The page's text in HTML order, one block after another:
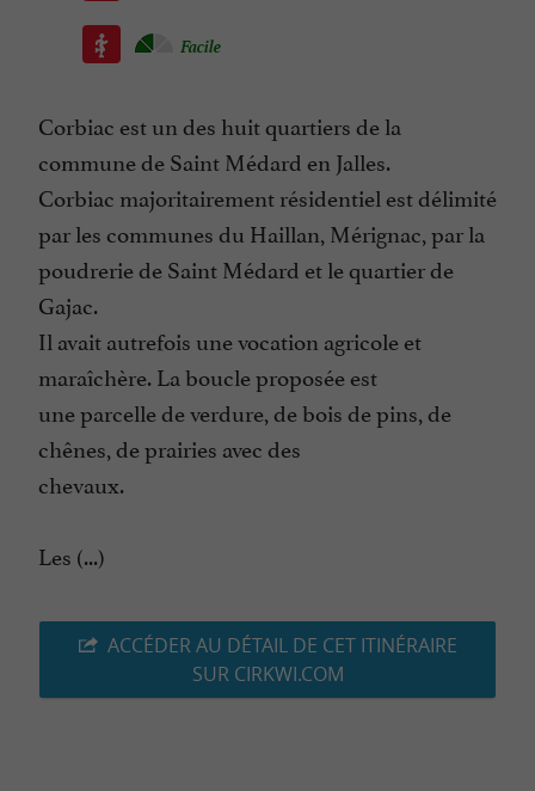
Facile
Corbiac est un des huit quartiers de la
commune de Saint Médard en Jalles.
Corbiac majoritairement résidentiel est délimité
par les communes du Haillan, Mérignac, par la
poudrerie de Saint Médard et le quartier de
Gajac.
Il avait autrefois une vocation agricole et
maraîchère. La boucle proposée est
une parcelle de verdure, de bois de pins, de
chênes, de prairies avec des
chevaux.
Les (...)
ACCÉDER AU DÉTAIL DE CET ITINÉRAIRE
SUR CIRKWI.COM